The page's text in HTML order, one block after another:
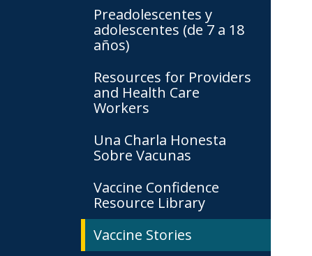
Preadolescentes y
adolescentes (de 7 a 18
años)
Resources for Providers
and Health Care
Workers
Una Charla Honesta
Sobre Vacunas
Vaccine Confidence
Resource Library
Vaccine Stories